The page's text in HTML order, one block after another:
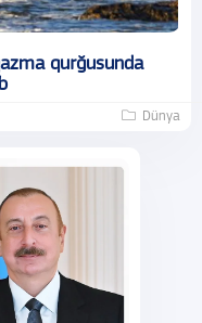
qurğusunda
Dünya